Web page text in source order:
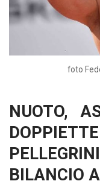
foto
NUOTO,
BILANCIO